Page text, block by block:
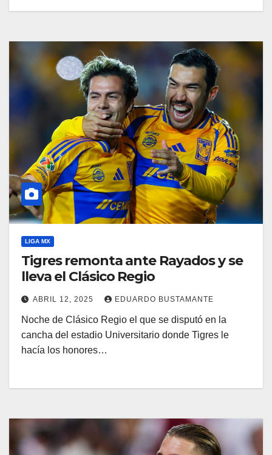
LIGA MX
Tigres remonta ante Rayados y se
lleva el Clásico Regio
ABRIL 12, 2025 EDUARDO BUSTAMANTE
Noche de Clásico Regio el que se disputó en la
cancha del estadio Universitario donde Tigres le
hacía los honores…